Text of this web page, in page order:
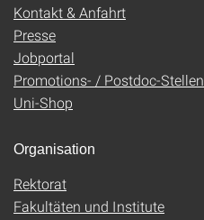
Kontakt & Anfahrt
Presse
Jobportal
Promotions- / Postdoc-Stellen
Uni-Shop
Organisation
Rektorat
Fakultäten und Institute